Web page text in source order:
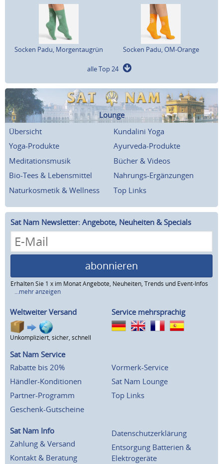
Socken Padu, Morgentaugrün Socken Padu, OM-Orange
alle Top 24
Lounge
Übersicht
Kundalini Yoga
Yoga-Produkte
Ayurveda-Produkte
Meditationsmusik
Bücher & Videos
Bio-Tees & Lebensmittel
Nahrungs-Ergänzungen
Naturkosmetik & Wellness
Top Links
Sat Nam Newsletter: Angebote, Neuheiten & Specials
abonnieren
Erhalten Sie 1 x im Monat Angebote, Neuheiten, Trends und Event-Infos
...mehr anzeigen
Weltweiter Versand
Unkompliziert, sicher, schnell
Service mehrsprachig
Sat Nam Service
Rabatte bis 20%
Händler-Konditionen
Partner-Programm
Geschenk-Gutscheine
Vormerk-Service
Sat Nam Lounge
Top Links
Sat Nam Info
Zahlung & Versand
Kontakt & Beratung
Datenschutzerklärung
Entsorgung Batterien &
Elektrogeräte